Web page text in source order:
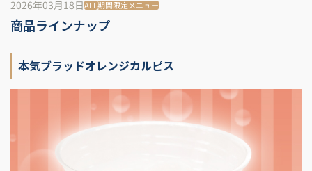
2026年03月18日ALL期間限定メニュー
商品ラインナップ
本気ブラッドオレンジカルピス